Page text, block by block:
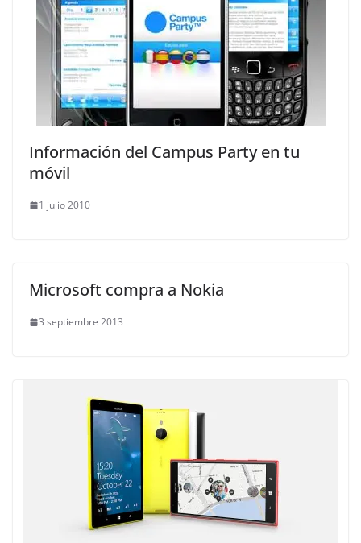
Información del Campus Party en tu
móvil
1 julio 2010
Microsoft compra a Nokia
3 septiembre 2013